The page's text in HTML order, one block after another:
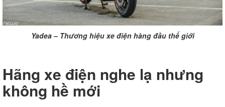
Yadea – Thương hiệu xe điện hàng đầu thế giới
Hãng xe điện nghe lạ nhưng
không hề mới